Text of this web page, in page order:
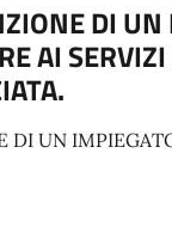
DI
AI
DI UN